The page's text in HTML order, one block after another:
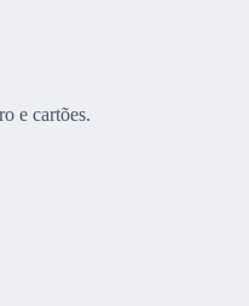
e cartões.